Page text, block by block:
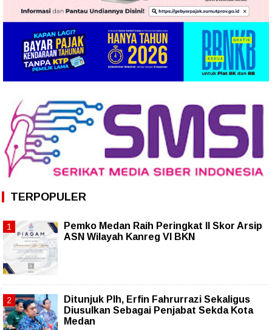
TERPOPULER
Pemko Medan Raih Peringkat II Skor Arsip
ASN Wilayah Kanreg VI BKN
Ditunjuk Plh, Erfin Fahrurrazi Sekaligus
Diusulkan Sebagai Penjabat Sekda Kota
Medan